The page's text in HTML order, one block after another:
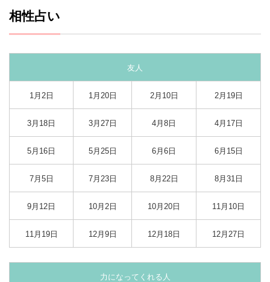
相性占い
友人
1月2日 1月20日 2月10日 2月19日
3月18日 3月27日 4月8日 4月17日
5月16日 5月25日 6月6日 6月15日
7月5日 7月23日 8月22日 8月31日
9月12日 10月2日 10月20日 11月10日
11月19日 12月9日 12月18日 12月27日
力になってくれる人